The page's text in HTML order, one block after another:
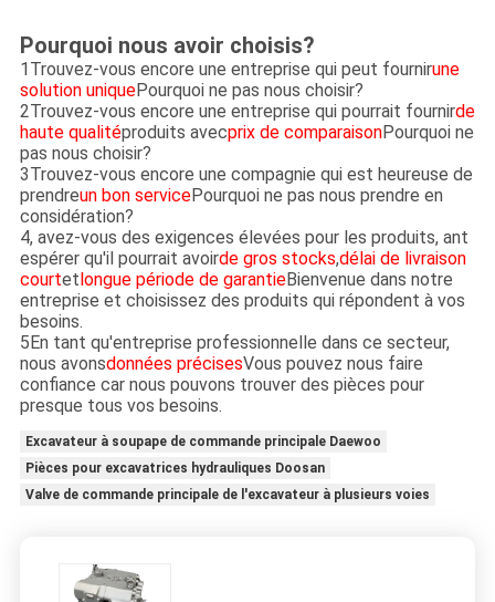
Pourquoi nous avoir choisis?
1Trouvez-vous encore une entreprise qui peut fournirune
solution uniquePourquoi ne pas nous choisir?
2Trouvez-vous encore une entreprise qui pourrait fournirde
haute qualitéproduits avecprix de comparaisonPourquoi ne
pas nous choisir?
3Trouvez-vous encore une compagnie qui est heureuse de
prendreun bon servicePourquoi ne pas nous prendre en
considération?
4, avez-vous des exigences élevées pour les produits, ant
espérer qu'il pourrait avoirde gros stocks,délai de livraison
courtetlongue période de garantieBienvenue dans notre
entreprise et choisissez des produits qui répondent à vos
besoins.
5En tant qu'entreprise professionnelle dans ce secteur,
nous avonsdonnées précisesVous pouvez nous faire
confiance car nous pouvons trouver des pièces pour
presque tous vos besoins.
Excavateur à soupape de commande principale Daewoo
Pièces pour excavatrices hydrauliques Doosan
Valve de commande principale de l'excavateur à plusieurs voies